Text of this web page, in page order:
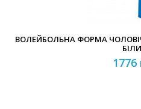
ВОЛЕЙБОЛЬНА ФОРМА
1776